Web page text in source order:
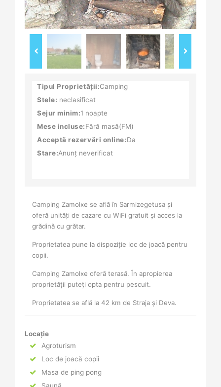
Tipul Proprietății:Camping
Stele: neclasificat
Sejur minim:1 noapte
Mese incluse:Fără masă(FM)
Acceptă rezervări online:Da
Stare:Anunț neverificat
Camping Zamolxe se află în Sarmizegetusa și
oferă unități de cazare cu WiFi gratuit și acces la
grădină cu grătar.
Proprietatea pune la dispoziție loc de joacă pentru
copii.
Camping Zamolxe oferă terasă. În apropierea
proprietății puteți opta pentru pescuit.
Proprietatea se află la 42 km de Straja și Deva.
Locație
Agroturism
Loc de joacă copii
Masa de ping pong